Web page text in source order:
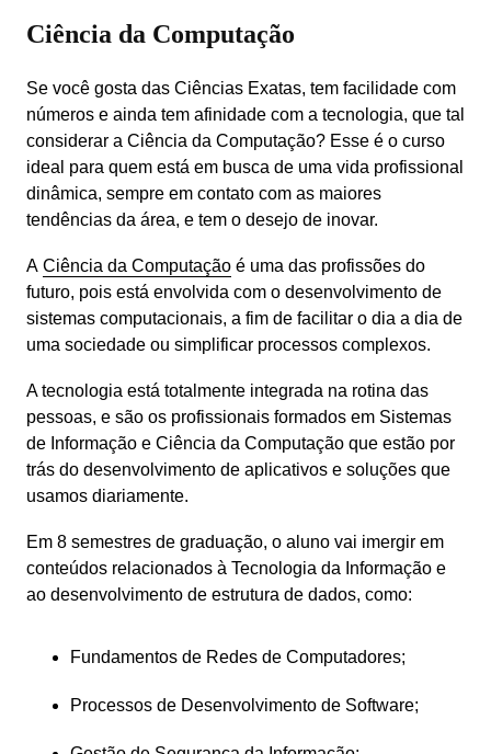
Ciência da Computação
Se você gosta das Ciências Exatas, tem facilidade com
números e ainda tem afinidade com a tecnologia, que tal
considerar a Ciência da Computação? Esse é o curso
ideal para quem está em busca de uma vida profissional
dinâmica, sempre em contato com as maiores
tendências da área, e tem o desejo de inovar.
A Ciência da Computação é uma das profissões do
futuro, pois está envolvida com o desenvolvimento de
sistemas computacionais, a fim de facilitar o dia a dia de
uma sociedade ou simplificar processos complexos.
A tecnologia está totalmente integrada na rotina das
pessoas, e são os profissionais formados em Sistemas
de Informação e Ciência da Computação que estão por
trás do desenvolvimento de aplicativos e soluções que
usamos diariamente.
Em 8 semestres de graduação, o aluno vai imergir em
conteúdos relacionados à Tecnologia da Informação e
ao desenvolvimento de estrutura de dados, como:
Fundamentos de Redes de Computadores;
Processos de Desenvolvimento de Software;